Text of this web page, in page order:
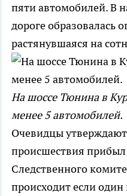
пяти автомобилей. В
дороге образовалась
растянувшаяся на
На шоссе Тюнина в
менее 5 автомобилей.
Очевидцы
происшествия
Следственного
происходит если